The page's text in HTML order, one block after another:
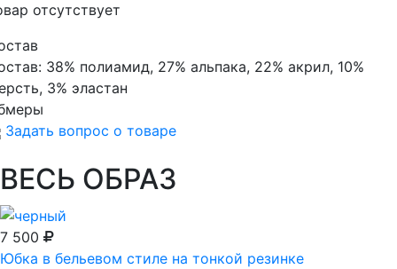
отсутствует
38% полиамид, 27% альпака, 22% акрил, 10%
3% эластан
Задать вопрос о товаре
ВЕСЬ ОБРАЗ
7 500
Юбка в бельевом стиле на тонкой резинке